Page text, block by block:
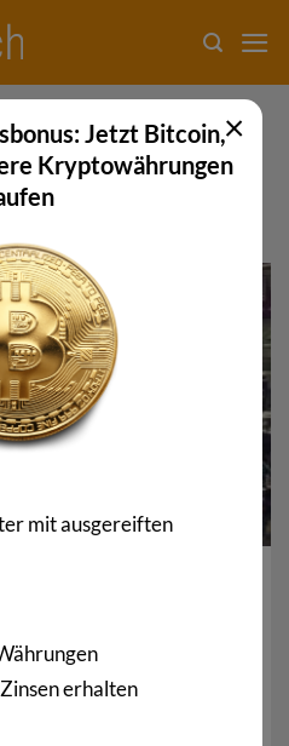
FÜR:
Firma: «Alle BTC sofort
zur Bitcoin-
zum Krisenfall? Beim an
Jetzt Bitcoin,
Kryptowährungen
mit ausgereiften
erhalten
×